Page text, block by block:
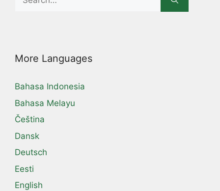
for:
More Languages
Bahasa Indonesia
Bahasa Melayu
Čeština
Dansk
Deutsch
Eesti
English